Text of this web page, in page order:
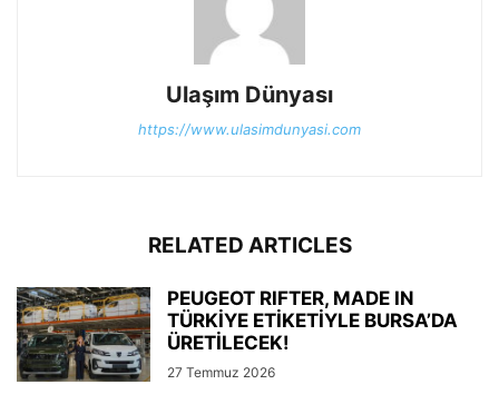
Ulaşım Dünyası
https://www.ulasimdunyasi.com
RELATED ARTICLES
PEUGEOT RIFTER, MADE IN
TÜRKİYE ETİKETİYLE BURSA’DA
ÜRETİLECEK!
27 Temmuz 2026